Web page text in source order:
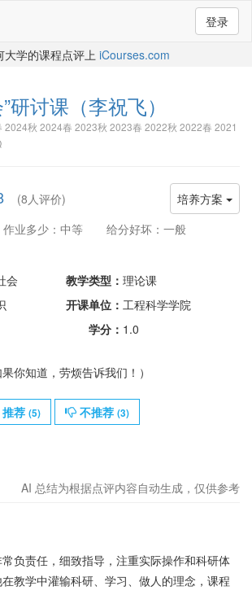
登录
大学的课程点评上 iCourses.com
研讨课 （李祝飞）
秋 2024春 2023秋 2023春 2022秋 2022春 2021
培养方案
(8人评价)
作业多少：中等
给分好坏：一般
会 教学类型： 理论课
开课单位： 工程科学学院
学分： 1.0
果你知道，劳烦告诉我们！）
推荐 (5) 不推荐 (3)
AI 总结为根据点评内容自动生成，仅供参考
负责任，细致指导，注重实际操作和科研体
教学中灌输科研、学习、做人的理念，课程